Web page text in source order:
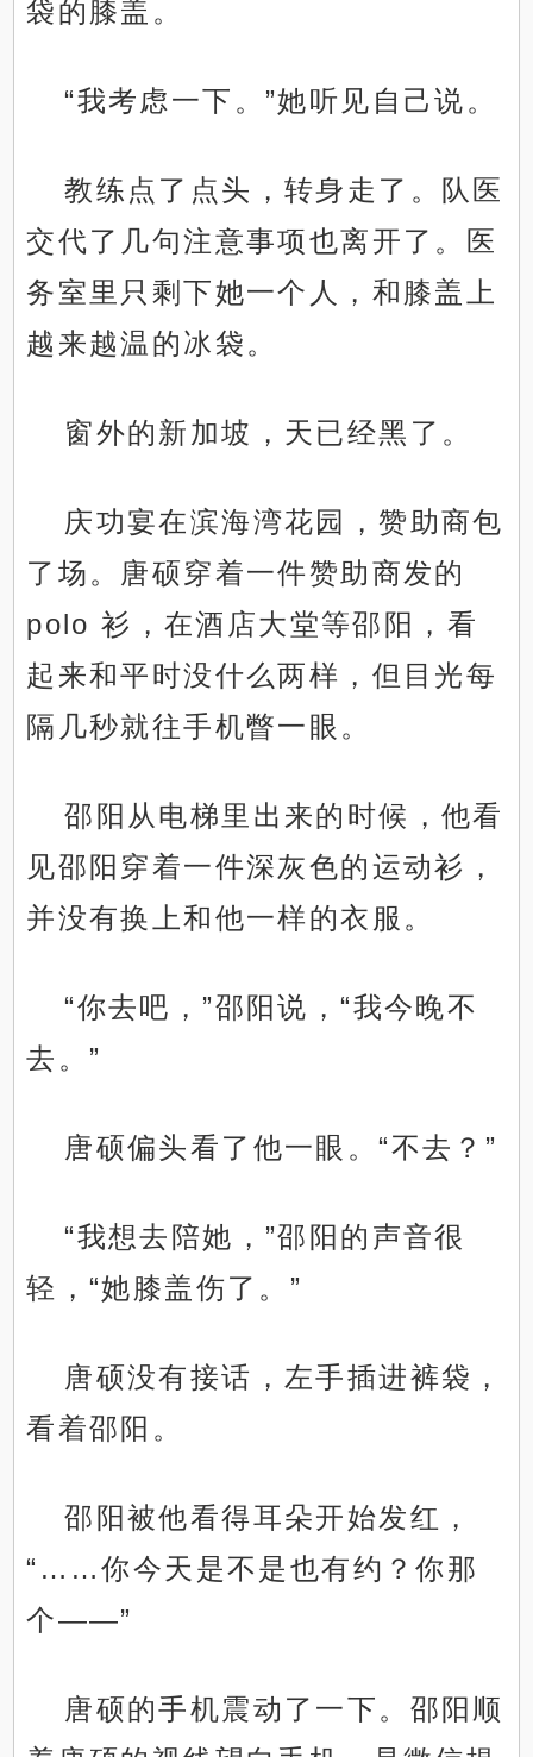
袋的膝盖。
“我考虑一下。”她听见自己说。
教练点了点头，转身走了。队医
交代了几句注意事项也离开了。医
务室里只剩下她一个人，和膝盖上
越来越温的冰袋。
窗外的新加坡，天已经黑了。
庆功宴在滨海湾花园，赞助商包
了场。唐硕穿着一件赞助商发的
polo 衫，在酒店大堂等邵阳，看
起来和平时没什么两样，但目光每
隔几秒就往手机瞥一眼。
邵阳从电梯里出来的时候，他看
见邵阳穿着一件深灰色的运动衫，
并没有换上和他一样的衣服。
“你去吧，”邵阳说，“我今晚不
去。”
唐硕偏头看了他一眼。“不去？”
“我想去陪她，”邵阳的声音很
轻，“她膝盖伤了。”
唐硕没有接话，左手插进裤袋，
看着邵阳。
邵阳被他看得耳朵开始发红，
“……你今天是不是也有约？你那
个——”
唐硕的手机震动了一下。邵阳顺